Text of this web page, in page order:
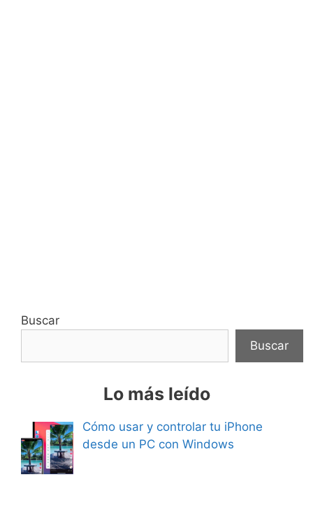
Buscar
Buscar
Lo más leído
Cómo usar y controlar tu iPhone
desde un PC con Windows